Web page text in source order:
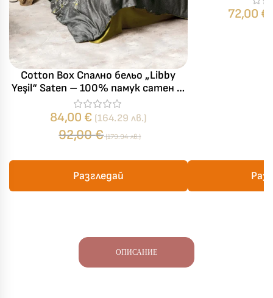
Cotton Box Спално бельо „Libby
Yeşil“ Saten – 100% памук сатен –
6 части – за спалня
92,00€ (179.94 лв.)
84,00 € (164.29 лв.)
Разгледай
72,00 €
ОПИСАНИЕ